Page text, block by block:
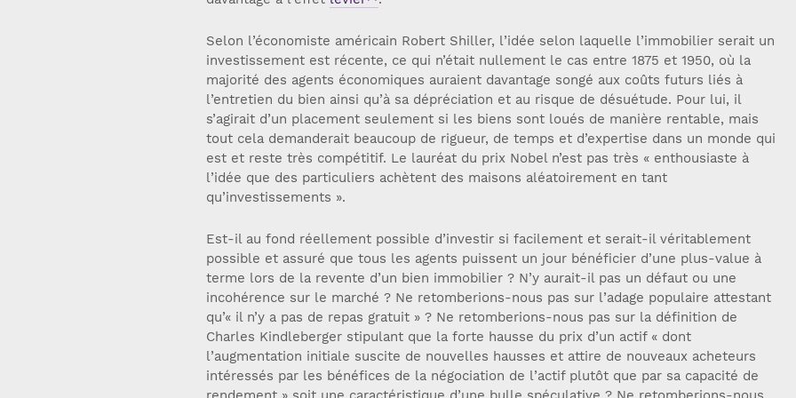
Selon l’économiste américain Robert Shiller, l’idée selon laquelle l’immobilier serait un
investissement est récente, ce qui n’était nullement le cas entre 1875 et 1950, où la
majorité des agents économiques auraient davantage songé aux coûts futurs liés à
l’entretien du bien ainsi qu’à sa dépréciation et au risque de désuétude. Pour lui, il
s’agirait d’un placement seulement si les biens sont loués de manière rentable, mais
tout cela demanderait beaucoup de rigueur, de temps et d’expertise dans un monde qui
est et reste très compétitif. Le lauréat du prix Nobel n’est pas très « enthousiaste à
l’idée que des particuliers achètent des maisons aléatoirement en tant
qu’investissements ».
Est-il au fond réellement possible d’investir si facilement et serait-il véritablement
possible et assuré que tous les agents puissent un jour bénéficier d’une plus-value à
terme lors de la revente d’un bien immobilier ? N’y aurait-il pas un défaut ou une
incohérence sur le marché ? Ne retomberions-nous pas sur l’adage populaire attestant
qu’« il n’y a pas de repas gratuit » ? Ne retomberions-nous pas sur la définition de
Charles Kindleberger stipulant que la forte hausse du prix d’un actif « dont
l’augmentation initiale suscite de nouvelles hausses et attire de nouveaux acheteurs
intéressés par les bénéfices de la négociation de l’actif plutôt que par sa capacité de